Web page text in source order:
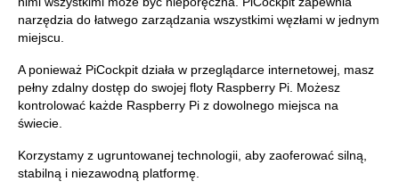
narzędzia do łatwego zarządzania wszystkimi węzłami w jednym
miejscu.
A ponieważ PiCockpit działa w przeglądarce internetowej, masz
pełny zdalny dostęp do swojej floty Raspberry Pi. Możesz
kontrolować każde Raspberry Pi z dowolnego miejsca na
świecie.
Korzystamy z ugruntowanej technologii, aby zaoferować silną,
stabilną i niezawodną platformę.